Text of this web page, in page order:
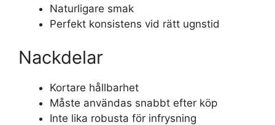
Naturligare smak
Perfekt konsistens vid rätt ugnstid
Nackdelar
Kortare hållbarhet
Måste användas snabbt efter köp
Inte lika robusta för infrysning